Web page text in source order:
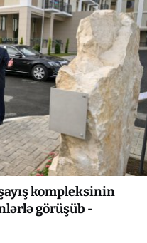
kompleksinin
görüşüb -